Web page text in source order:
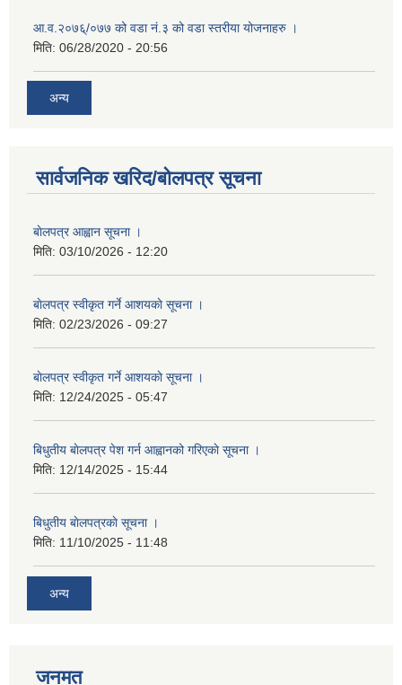
आ.व.२०७६्/०७७ को वडा नं.३ को वडा स्तरीया योजनाहरु ।
मिति: 06/28/2020 - 20:56
अन्य
सार्वजनिक खरिद/बोलपत्र सूचना
बाेलपत्र आह्वान सूचना ।
मिति: 03/10/2026 - 12:20
बाेलपत्र स्वीकृत गर्ने आशयकाे सूचना ।
मिति: 02/23/2026 - 09:27
बाेलपत्र स्वीकृत गर्ने आशयकाे सूचना ।
मिति: 12/24/2025 - 05:47
बिधुतीय बाेलपत्र पेश गर्न आह्वानको गरिएकाे सूचना ।
मिति: 12/14/2025 - 15:44
बिधुतीय बाेलपत्रकाे सूचना ।
मिति: 11/10/2025 - 11:48
अन्य
जनमत